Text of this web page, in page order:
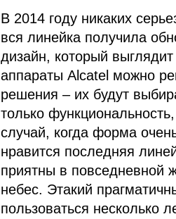
В 2014 году никаких
вся линейка получила
дизайн, который
аппараты Alcatel можно
решения – их будут
только
случай, когда форма
нравится последняя
приятны в повседневной
небес. Этакий
пользоваться несколько